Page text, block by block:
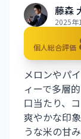
藤森
2025年
個人総合評価
メロンやパ
ィーで多層
口当たり、
爽やかな印
うな米の甘